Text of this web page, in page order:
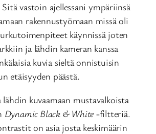
vastoin ajellessani ympäriinsä
rakennustyömaan missä oli
käynnissä joten
ja lähdin kameran kanssa
kuvia sieltä onnistuisin
etäisyyden päästä.
kuvaamaan mustavalkoista
Dynamic Black & White -filtteriä.
on asia josta keskimäärin